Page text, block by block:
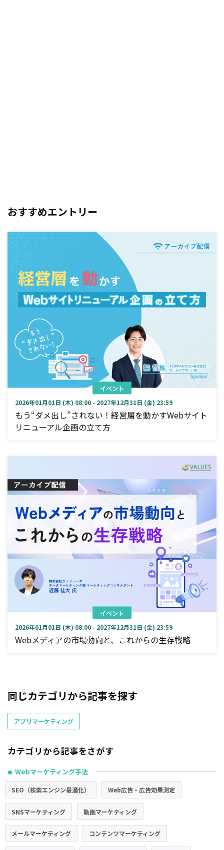
おすすめエントリー
イベント
2026年01月01日 (木) 08:00 - 2027年12月31日 (金) 23:59
もう“ダメ出し”されない！経営層を動かすWebサイト
リニューアル企画の立て方
イベント
2026年01月01日 (木) 08:00 - 2027年12月31日 (金) 23:59
Webメディアの市場動向と、これからの生存戦略
同じカテゴリから記事を探す
アプリマーケティング
カテゴリから記事をさがす
● Webマーケティング手法
SEO（検索エンジン最適化） Web広告・広告効果測定
SNSマーケティング 動画マーケティング
メールマーケティング コンテンツマーケティング